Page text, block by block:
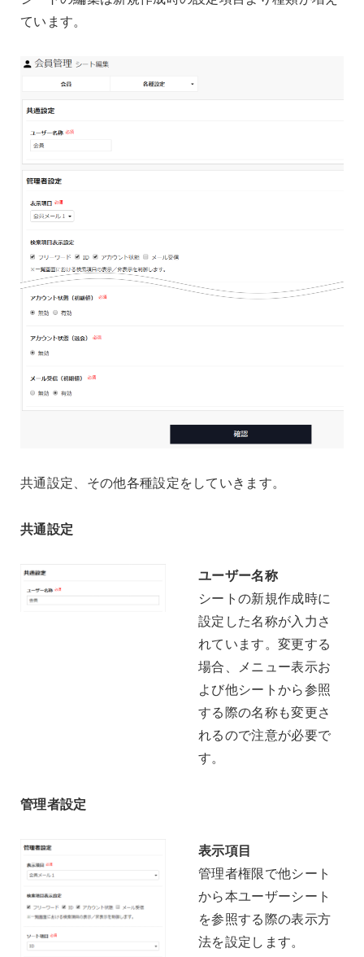
ています。
共通設定、その他各種設定をしていきます。
共通設定
ユーザー名称
シートの新規作成時に
設定した名称が入力さ
れています。変更する
場合、メニュー表示お
よび他シートから参照
する際の名称も変更さ
れるので注意が必要で
す。
管理者設定
表示項目
管理者権限で他シート
から本ユーザーシート
を参照する際の表示方
法を設定します。